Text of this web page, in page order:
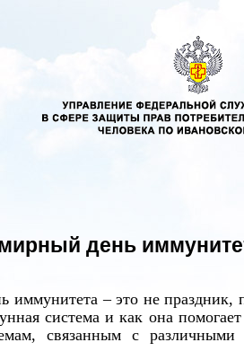
день
иммунитета – это не праздник,
система и как она
связанным с